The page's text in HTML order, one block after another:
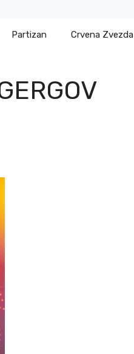
Partizan Crvena Zvezda